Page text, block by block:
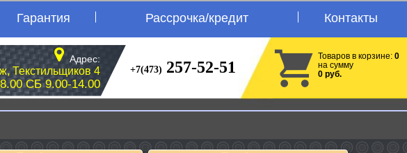
Гарантия Рассрочка/кредит Контакты
Адрес:
Текстильщиков 4
СБ 9.00-14.00
+7(473) 257-52-51
Товаров в корзине: 0
на сумму
0 руб.